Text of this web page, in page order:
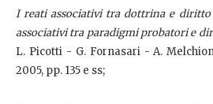
I reati associativi tra dottrina e diritto
associativi tra paradigmi probatori e
L. Picotti - G. Fornasari - A.
2005, pp. 135 e ss;